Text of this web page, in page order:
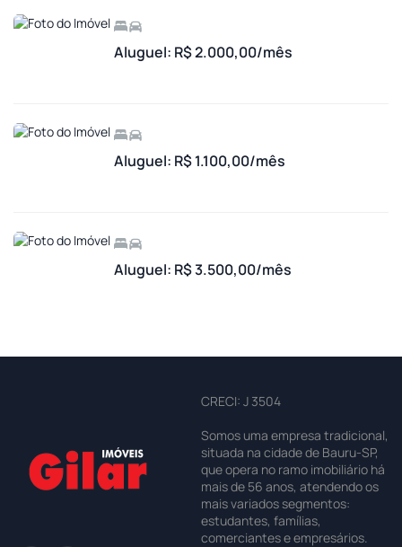
Aluguel: R$ 2.000,00/mês
Aluguel: R$ 1.100,00/mês
Aluguel: R$ 3.500,00/mês
CRECI: J 3504
Somos uma empresa tradicional,
situada na cidade de Bauru-SP,
que opera no ramo imobiliário há
mais de 56 anos, atendendo os
mais variados segmentos:
estudantes, famílias,
comerciantes e empresários.